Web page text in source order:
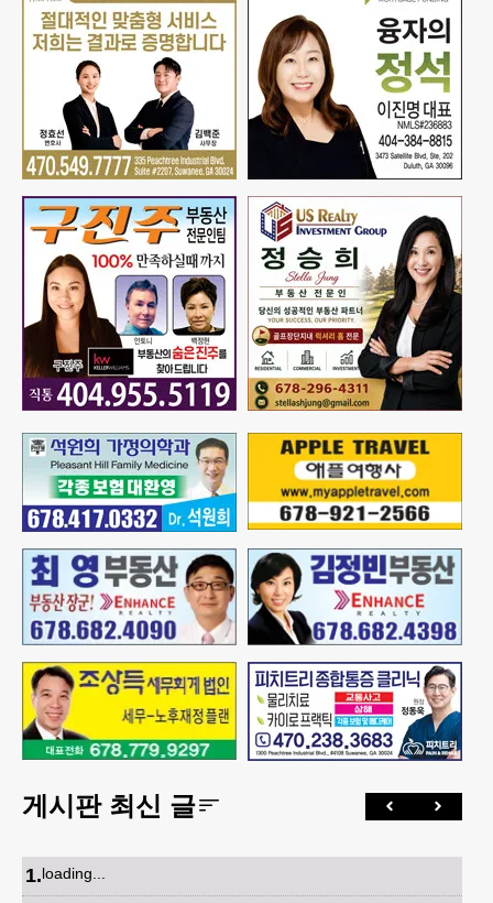
게시판 최신 글
1.loading...